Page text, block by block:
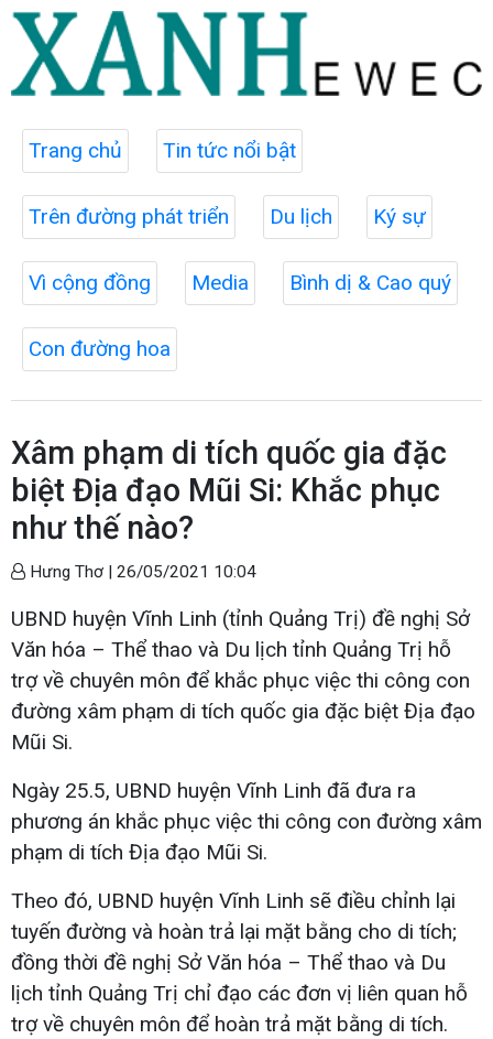
Trang chủ Tin tức nổi bật
Trên đường phát triển Du lịch Ký sự
Vì cộng đồng Media Bình dị & Cao quý
Con đường hoa
Xâm phạm di tích quốc gia đặc
biệt Địa đạo Mũi Si: Khắc phục
như thế nào?
Hưng Thơ | 26/05/2021 10:04
UBND huyện Vĩnh Linh (tỉnh Quảng Trị) đề nghị Sở
Văn hóa – Thể thao và Du lịch tỉnh Quảng Trị hỗ
trợ về chuyên môn để khắc phục việc thi công con
đường xâm phạm di tích quốc gia đặc biệt Địa đạo
Mũi Si.
Ngày 25.5, UBND huyện Vĩnh Linh đã đưa ra
phương án khắc phục việc thi công con đường xâm
phạm di tích Địa đạo Mũi Si.
Theo đó, UBND huyện Vĩnh Linh sẽ điều chỉnh lại
tuyến đường và hoàn trả lại mặt bằng cho di tích;
đồng thời đề nghị Sở Văn hóa – Thể thao và Du
lịch tỉnh Quảng Trị chỉ đạo các đơn vị liên quan hỗ
trợ về chuyên môn để hoàn trả mặt bằng di tích.